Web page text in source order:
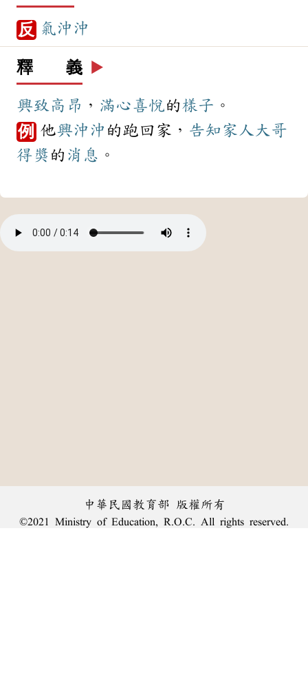
反 氣沖沖
釋 義 ▶️
興致 高昂 ， 滿心喜悅的樣子 。
例 他興沖沖 的跑回家， 告知 家人 大哥
得獎 的 消息 。
中華民國教育部 版權所有
©2021 Ministry of Education, R.O.C. All rights reserved.